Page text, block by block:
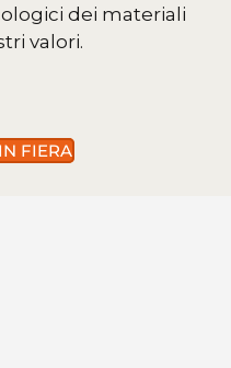
dei materiali
valori.
FIERA